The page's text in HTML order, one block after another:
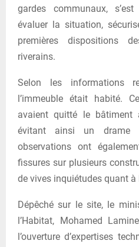
gardes communaux,
évaluer la situation,
premières dispositions
riverains.
Selon les informations
l’immeuble était habité.
avaient quitté le bâtiment
évitant ainsi un drame
observations ont
fissures sur plusieurs
de vives inquiétudes quant à
Dépêché sur le site, le
l’Habitat, Mohamed
l’ouverture d’expertises